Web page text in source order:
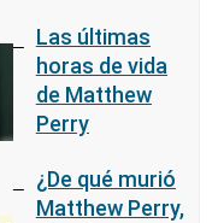
Las últimas
horas de vida
de Matthew
Perry
¿De qué murió
Matthew Perry,